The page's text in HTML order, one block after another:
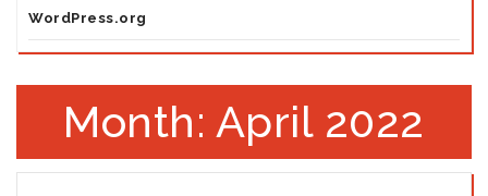
WordPress.org
Month: April 2022